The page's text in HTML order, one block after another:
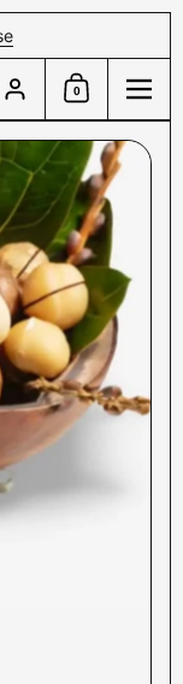
Konto
Einkaufswagen
0 Menü